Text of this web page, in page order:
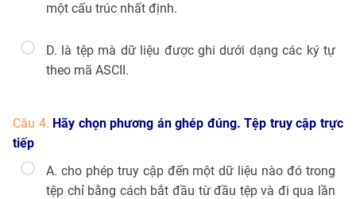
một cấu trúc nhất định.
D. là tệp mà dữ liệu được ghi dưới dạng các ký tự
theo mã ASCII.
Câu 4. Hãy chọn phương án ghép đúng. Tệp truy cập trực
tiếp
A. cho phép truy cập đến một dữ liệu nào đó trong
tệp chỉ bằng cách bắt đầu từ đầu tệp và đi qua lần